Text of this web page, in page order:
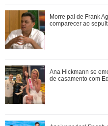
Morre pai de Frank
comparecer ao
Pyong Lee e Natália
ensaio na neve:
Morre pai de Frank
comparecer ao
Ana Hickmann se
de casamento com